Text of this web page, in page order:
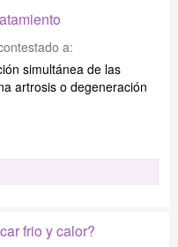
a:
simultánea de las
artrosis o degeneración
frio y calor?